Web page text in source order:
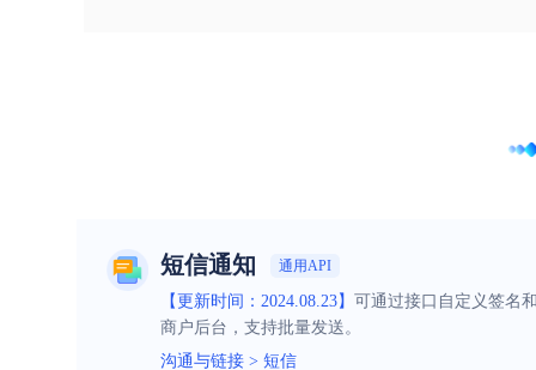
短信通知 通用API
【更新时间：2024.08.23】 可通过接口自定义签名
商户后台，支持批量发送。
沟通与链接 > 短信